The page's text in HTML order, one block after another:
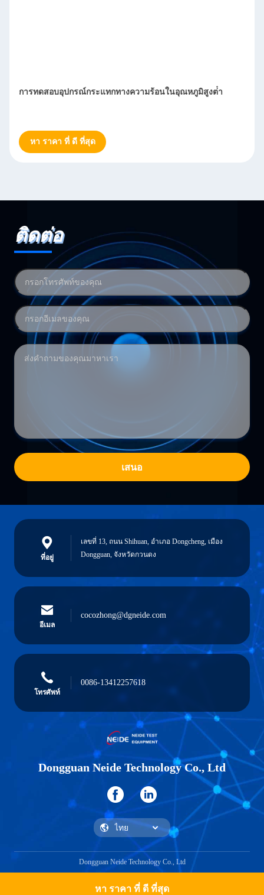
หา ราคา ที่ ดี ที่สุด
การทดสอบอุปกรณ์กระแทกทางความร้อนในอุณหภูมิสูงต่ํา
หา ราคา ที่ ดี ที่สุด
ติดต่อ
เสนอ
ที่อยู่
เลขที่ 13, ถนน Shihuan, อําเภอ Dongcheng, เมือง
Dongguan, จังหวัดกวนดง
อีเมล
cocozhong@dgneide.com
โทรศัพท์
0086-13412257618
Dongguan Neide Technology Co., Ltd
Dongguan Neide Technology Co., Ltd
ได้รับใบเสนอราคา